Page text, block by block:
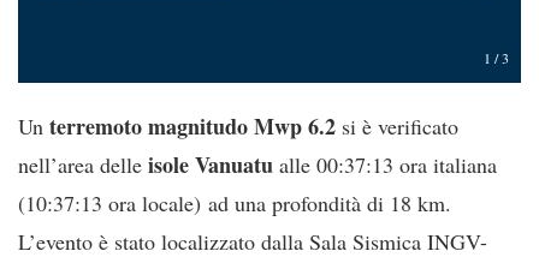
1 /3
Un terremoto magnitudo Mwp 6.2 si è verificato
nell’area delle isole Vanuatu alle 00:37:13 ora italiana
(10:37:13 ora locale) ad una profondità di 18 km.
L’evento è stato localizzato dalla Sala Sismica INGV-